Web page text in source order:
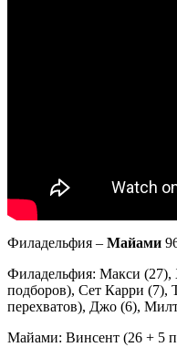
Филадельфия – Майами
Филадельфия: Макси
подборов), Сет Карри (7),
перехватов), Джо (6),
Майами: Винсент (26 + 5